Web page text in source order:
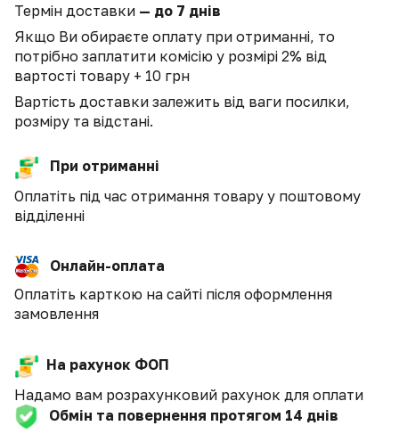
Термін доставки — до 7 днів
Якщо Ви обираєте оплату при отриманні, то
потрібно заплатити комісію у розмірі 2% від
вартості товару + 10 грн
Вартість доставки залежить від ваги посилки,
розміру та відстані.
При отриманні
Оплатіть під час отримання товару у поштовому
відділенні
Онлайн-оплата
Оплатіть карткою на сайті після оформлення
замовлення
На рахунок ФОП
Надамо вам розрахунковий рахунок для оплати
Обмін та повернення протягом 14 днів